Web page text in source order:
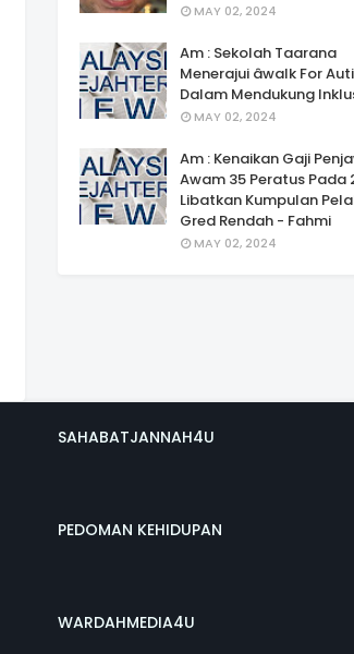
MAY 02, 2024
Am : Sekolah Taarana
Menerajui âwalk For
Dalam Mendukung
MAY 02, 2024
Am : Kenaikan Gaji
Awam 35 Peratus Pada
Libatkan Kumpulan
Gred Rendah - Fahmi
MAY 02, 2024
SAHABATJANNAH4U
PEDOMAN KEHIDUPAN
WARDAHMEDIA4U